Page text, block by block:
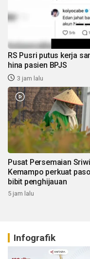
RS Pusri putus kerja
hina pasien BPJS
3 jam lalu
Pusat Persemaian
Kemampo perkuat
bibit penghijauan
5 jam lalu
Infografik